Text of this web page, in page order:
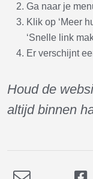
Ga naar je
Klik op ‘Meer
‘Snelle link
Er verschijnt
Houd de
altijd binnen